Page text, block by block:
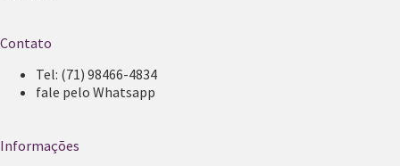
Contato
Tel: (71) 98466-4834
fale pelo Whatsapp
Informações